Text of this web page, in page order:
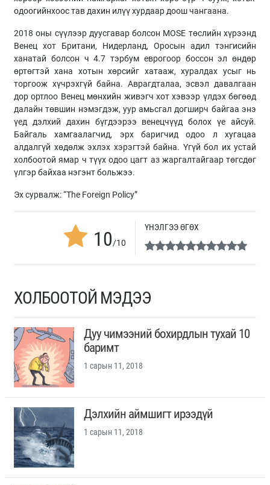
одоогийнхоос тав дахин илүү хурдаар доош чангаана.
2018 оны сүүлээр дуусгавар болсон МОSЕ төслийн хүрээнд
Венец хот Британи, Нидерланд, Оросын адил тэнгисийн
ханатай болсон ч 4.7 тэрбум еврогоор боссон эл өндөр
өртөгтэй хана хотын хөрсийг хатааж, хуралдах усыг нь
торгоож хүчрэхгүй байна. Аврагдталаа, эсвэл давалгаан
дор ортлоо Венец мөнхийн живэгч хот хэвээр үлдэх бөгөөд
далайн төвшин нэмэгдэж, уур амьсгал догширч байгаа энэ
үед дэлхий дахин бүгдээрээ венецчүүд болох үе айсуй.
Байгаль хамгаалагчид, эрх баригчид одоо л хугацаа
алдалгүй хөдөлж эхлэх хэрэгтэй байна. Үгүй бол их устай
холбоотой ямар ч түүх одоо цагт аз жаргалтайгаар төгсдөг
үлгэр байхаа нэгэнт больжээ.
Эх сурвалж: “The Foreign Policy”
10/10
ҮНЭЛГЭЭ ӨГӨХ
ХОЛБООТОЙ МЭДЭЭ
Дуу чимээний бохирдлын тухай 10
баримт
1 сарын 11, 2018
Дэлхийн аймшигт ирээдүй
1 сарын 11, 2018